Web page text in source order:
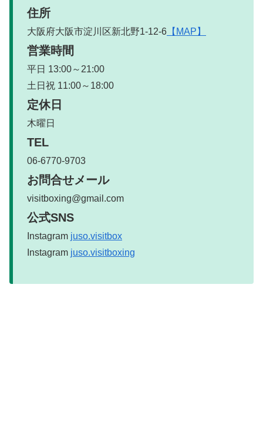
住所
大阪府大阪市淀川区新北野1-12-6 【MAP】
営業時間
平日 13:00～21:00
土日祝 11:00～18:00
定休日
木曜日
TEL
06-6770-9703
お問合せメール
visitboxing@gmail.com
公式SNS
Instagram juso.visitbox
Instagram juso.visitboxing